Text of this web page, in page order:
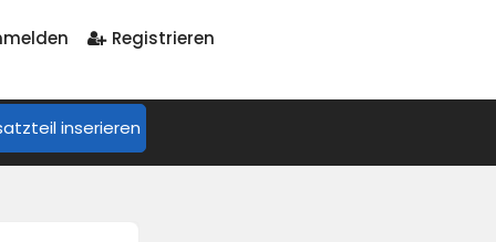
Registrieren
inserieren